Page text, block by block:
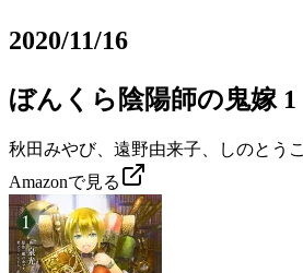
2020/11/16
ぼんくら陰陽師の鬼嫁 1
秋田みやび、遠野由来子、しのとうこ
Amazonで見る